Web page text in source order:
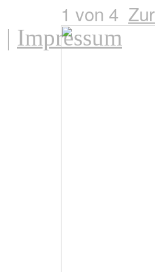
1 von 4
| Impressum